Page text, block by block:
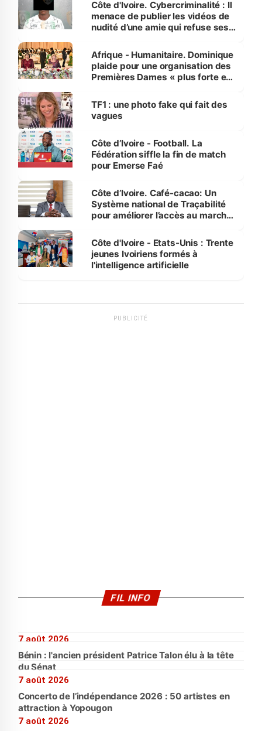
Côte d'Ivoire. Cybercriminalité : Il
menace de publier les vidéos de
nudité d’une amie qui refuse ses
Afrique - Humanitaire. Dominique
plaide pour une organisation des
Premières Dames « plus forte et
sur la scène internationale »
TF1 : une photo fake qui fait des
vagues
Côte d’Ivoire - Football. La
Fédération siffle la fin de match
pour Emerse Faé
Côte d’Ivoire. Café-cacao: Un
Système national de Traçabilité
pour améliorer l’accès au marché
Côte d'Ivoire - Etats-Unis : Trente
jeunes Ivoiriens formés à
l'intelligence artificielle
PUBLICITÉ
FIL INFO
7 août 2026
Bénin : l'ancien président Patrice Talon élu à la tête
du Sénat
7 août 2026
Concerto de l’indépendance 2026 : 50 artistes en
attraction à Yopougon
7 août 2026